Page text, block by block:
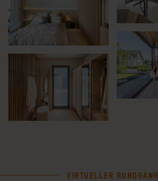
VIRTUELLER RUNDGANG